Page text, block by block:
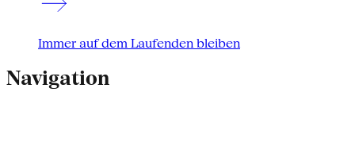
Immer auf dem Laufenden bleiben
Navigation